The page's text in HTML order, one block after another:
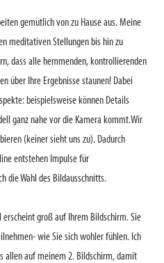
gemütlich von zu Hause aus. Meine
meditativen Stellungen bis hin zu
dass alle hemmenden, kontrollierenden
über Ihre Ergebnisse staunen! Dabei
beispielsweise können Details
ganz nahe vor die Kamera kommt.Wir
(keiner sieht uns zu). Dadurch
entstehen Impulse für
die Wahl des Bildausschnitts.
groß auf Ihrem Bildschirm. Sie
wie Sie sich wohler fühlen. Ich
allen auf meinem 2. Bildschirm, damit